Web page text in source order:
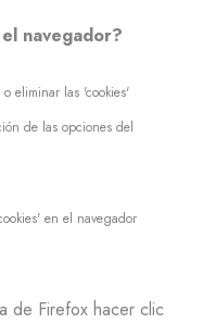
navegador?
eliminar las 'cookies'
de las opciones del
en el navegador
de Firefox hacer clic